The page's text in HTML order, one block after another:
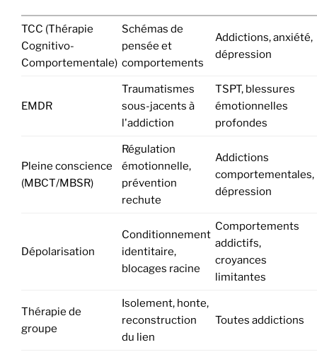
TCC (Thérapie
Cognitivo-
Comportementale)
Schémas de
pensée et
comportements
Addictions, anxiété,
dépression
EMDR
Traumatismes
sous-jacents à
l'addiction
TSPT, blessures
émotionnelles
profondes
Pleine conscience
(MBCT/MBSR)
Régulation
émotionnelle,
prévention
rechute
Addictions
comportementales,
dépression
Dépolarisation
Conditionnement
identitaire,
blocages racine
Comportements
addictifs,
croyances
limitantes
Thérapie de
groupe
Isolement, honte,
reconstruction
du lien
Toutes addictions